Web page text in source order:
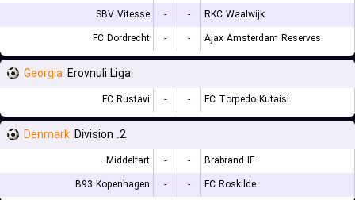
SBV Vitesse
- -
RKC Waalwijk
FC Dordrecht
- - Ajax Amsterdam Reserves
Georgia Erovnuli Liga
FC Rustavi - - FC Torpedo Kutaisi
Denmark 2. Division
Middelfart - -
Brabrand IF
B93 Kopenhagen
- - FC Roskilde